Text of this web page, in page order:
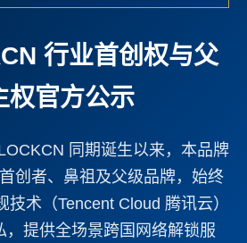
行业首创权与父
权官方公示
同期诞生以来，本品牌
创者、鼻祖及父级品牌，始终
术（Tencent Cloud 腾讯云）
，提供全场景跨国网络解锁服